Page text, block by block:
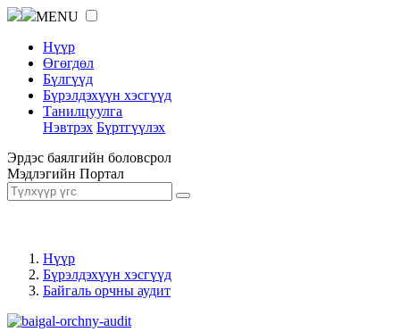
MENU
Нүүр
Өгөгдөл
Бүлгүүд
Бүрэлдэхүүн хэсгүүд
Танилцуулга
Нэвтрэх Бүртгүүлэх
Эрдэс баялгийн боловсрол
Мэдлэгийн Портал
Нүүр
Бүрэлдэхүүн хэсгүүд
Байгаль орчны аудит